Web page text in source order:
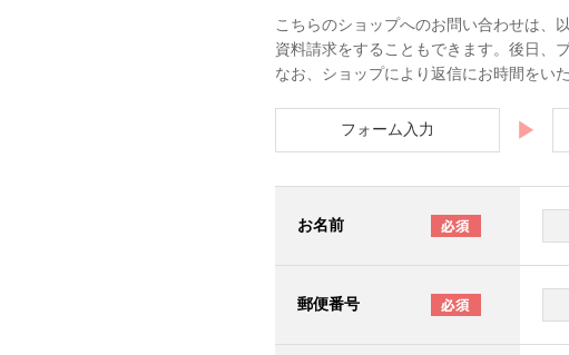
こちらのショップへのお問い合わせは、
資料請求をすることもできます。後日、
なお、ショップにより返信にお時間をい
フォーム入力 ▶
お名前
郵便番号